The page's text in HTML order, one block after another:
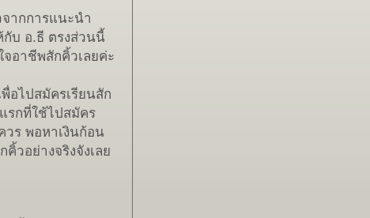
จากการแนะนำ
กับ อ.ธี ตรงส่วนนี้
อาชีพสักคิ้วเลยค่ะ
พื่อไปสมัครเรียนสัก
รกที่ใช้ไปสมัคร
วร พอหาเงินก้อน
คิ้วอย่างจริงจังเลย